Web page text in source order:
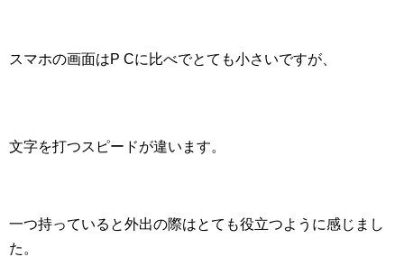
スマホの画面はP Cに比べでとても小さいですが、
文字を打つスピードが違います。
一つ持っていると外出の際はとても役立つように感じまし
た。